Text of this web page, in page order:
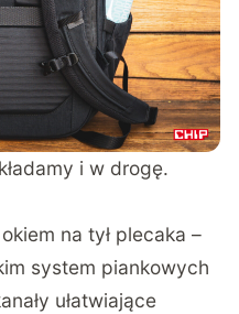
i w drogę.
na tył plecaka –
system piankowych
ułatwiające